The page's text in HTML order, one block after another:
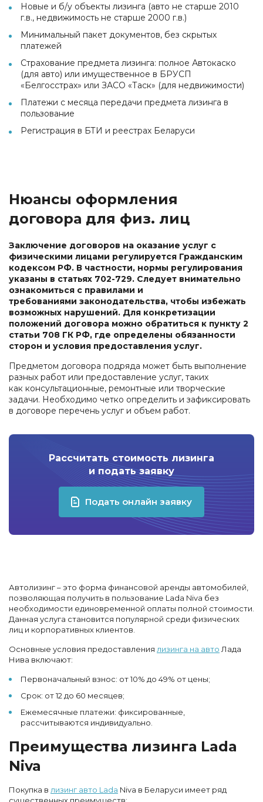
Новые и б/у объекты лизинга (авто не старше 2010
г.в., недвижимость не старше 2000 г.в.)
Минимальный пакет документов, без скрытых
платежей
Страхование предмета лизинга: полное Автокаско
(для авто) или имущественное в БРУСП
«Белгосстрах» или ЗАСО «Таск» (для недвижимости)
Платежи с месяца передачи предмета лизинга в
пользование
Регистрация в БТИ и реестрах Беларуси
Нюансы оформления
договора для физ. лиц
Заключение договоров на оказание услуг с
физическими лицами регулируется Гражданским
кодексом РФ. В частности, нормы регулирования
указаны в статьях 702-729. Следует внимательно
ознакомиться с правилами и
требованиями законодательства, чтобы избежать
возможных нарушений. Для конкретизации
положений договора можно обратиться к пункту 2
статьи 708 ГК РФ, где определены обязанности
сторон и условия предоставления услуг.
Предметом договора подряда может быть выполнение
разных работ или предоставление услуг, таких
как консультационные, ремонтные или творческие
задачи. Необходимо четко определить и зафиксировать
в договоре перечень услуг и объем работ.
Рассчитать стоимость лизинга
и подать заявку
Подать онлайн заявку
Автолизинг – это форма финансовой аренды автомобилей,
позволяющая получить в пользование Lada Niva без
необходимости единовременной оплаты полной стоимости.
Данная услуга становится популярной среди физических
лиц и корпоративных клиентов.
Основные условия предоставления лизинга на авто Лада
Нива включают:
Первоначальный взнос: от 10% до 49% от цены;
Срок: от 12 до 60 месяцев;
Ежемесячные платежи: фиксированные,
рассчитываются индивидуально.
Преимущества лизинга Lada
Niva
Покупка в лизинг авто Lada Niva в Беларуси имеет ряд